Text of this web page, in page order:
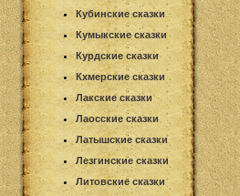
Кубинские сказки
Кумыкские сказки
Курдские сказки
Кхмерские сказки
Лакские сказки
Лаосские сказки
Латышские сказки
Лезгинские сказки
Литовские сказки